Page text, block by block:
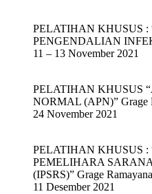
PELATIHAN KHUSUS
PENGENDALIAN
11 – 13 November 2021
PELATIHAN KHUSUS
NORMAL (APN)” Grage
24 November 2021
PELATIHAN KHUSUS :
PEMELIHARA
(IPSRS)” Grage
11 Desember 2021